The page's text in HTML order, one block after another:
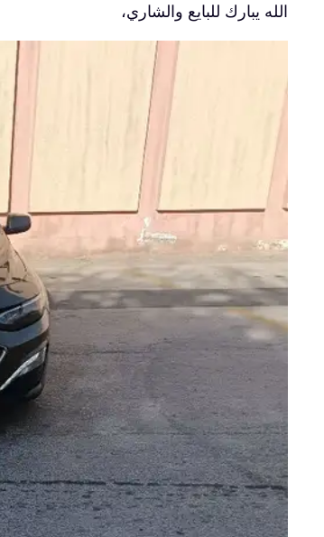
​الله يبارك للبايع والشاري،